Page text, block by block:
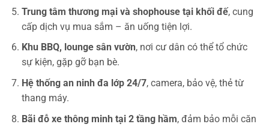
Trung tâm thương mại và shophouse tại khối đế, cung
cấp dịch vụ mua sắm – ăn uống tiện lợi.
Khu BBQ, lounge sân vườn, nơi cư dân có thể tổ chức
sự kiện, gặp gỡ bạn bè.
Hệ thống an ninh đa lớp 24/7, camera, bảo vệ, thẻ từ
thang máy.
Bãi đỗ xe thông minh tại 2 tầng hầm, đảm bảo mỗi căn